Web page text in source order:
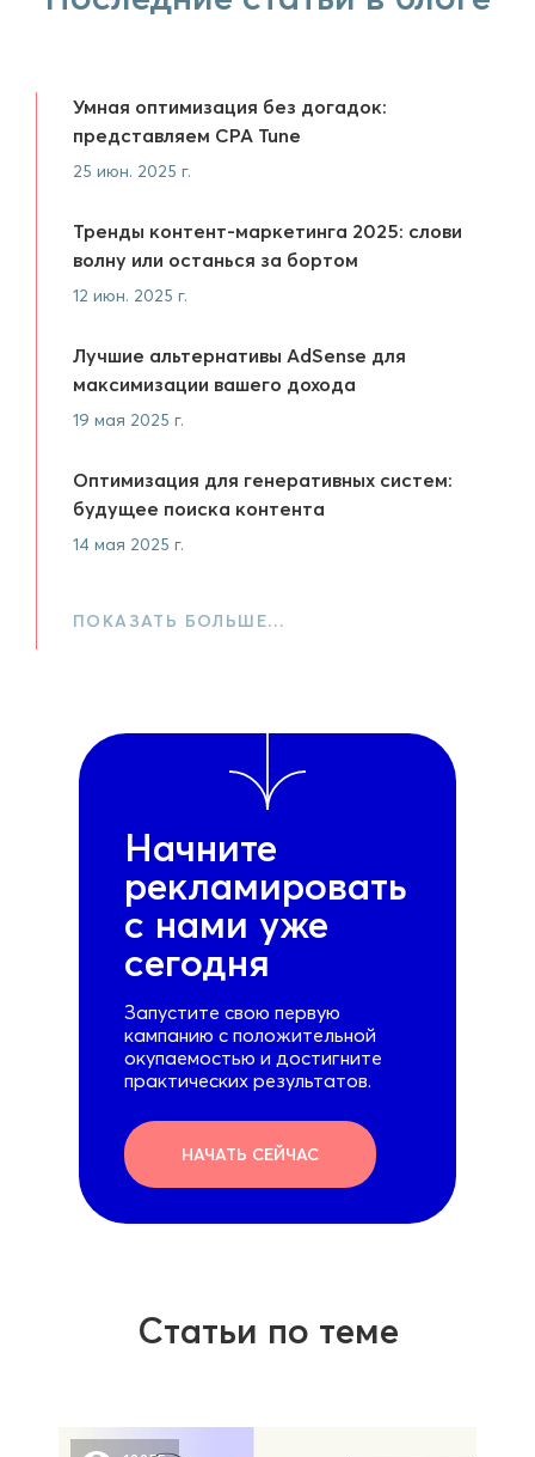
Умная оптимизация без догадок:
представляем CPA Tune
25 июн. 2025 г.
Тренды контент-маркетинга 2025: слови
волну или останься за бортом
12 июн. 2025 г.
Лучшие альтернативы AdSense для
максимизации вашего дохода
19 мая 2025 г.
Оптимизация для генеративных систем:
будущее поиска контента
14 мая 2025 г.
ПОКАЗАТЬ БОЛЬШЕ…
Начните
рекламировать
с нами уже
сегодня
Запустите свою первую
кампанию с положительной
окупаемостью и достигните
практических результатов.
НАЧАТЬ СЕЙЧАС
Статьи по теме